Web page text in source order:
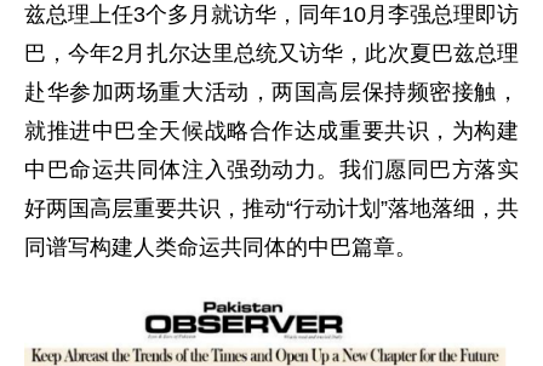
兹总理上任3个多月就访华，同年10月李强总理即访
巴，今年2月扎尔达里总统又访华，此次夏巴兹总理
赴华参加两场重大活动，两国高层保持频密接触，
就推进中巴全天候战略合作达成重要共识，为构建
中巴命运共同体注入强劲动力。我们愿同巴方落实
好两国高层重要共识，推动“行动计划”落地落细，共
同谱写构建人类命运共同体的中巴篇章。